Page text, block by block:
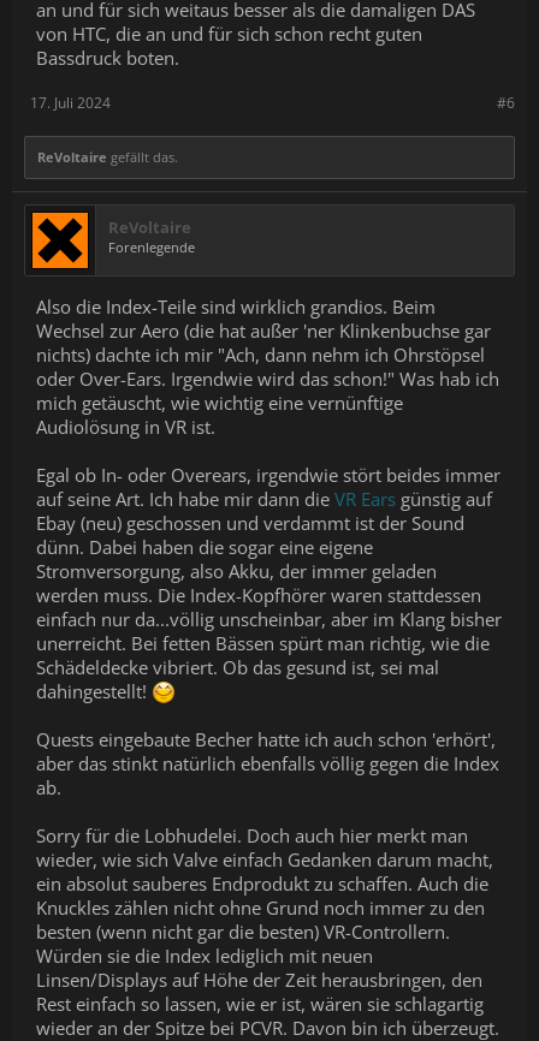
an und für sich weitaus besser als die damaligen DAS
von HTC, die an und für sich schon recht guten
Bassdruck boten.
#6
17. Juli 2024
ReVoltaire gefällt das.
ReVoltaire
Forenlegende
Also die Index-Teile sind wirklich grandios. Beim
Wechsel zur Aero (die hat außer 'ner Klinkenbuchse gar
nichts) dachte ich mir "Ach, dann nehm ich Ohrstöpsel
oder Over-Ears. Irgendwie wird das schon!" Was hab ich
mich getäuscht, wie wichtig eine vernünftige
Audiolösung in VR ist.
Egal ob In- oder Overears, irgendwie stört beides immer
auf seine Art. Ich habe mir dann die VR Ears günstig auf
Ebay (neu) geschossen und verdammt ist der Sound
dünn. Dabei haben die sogar eine eigene
Stromversorgung, also Akku, der immer geladen
werden muss. Die Index-Kopfhörer waren stattdessen
einfach nur da...völlig unscheinbar, aber im Klang bisher
unerreicht. Bei fetten Bässen spürt man richtig, wie die
Schädeldecke vibriert. Ob das gesund ist, sei mal
dahingestellt!
Quests eingebaute Becher hatte ich auch schon 'erhört',
aber das stinkt natürlich ebenfalls völlig gegen die Index
ab.
Sorry für die Lobhudelei. Doch auch hier merkt man
wieder, wie sich Valve einfach Gedanken darum macht,
ein absolut sauberes Endprodukt zu schaffen. Auch die
Knuckles zählen nicht ohne Grund noch immer zu den
besten (wenn nicht gar die besten) VR-Controllern.
Würden sie die Index lediglich mit neuen
Linsen/Displays auf Höhe der Zeit herausbringen, den
Rest einfach so lassen, wie er ist, wären sie schlagartig
wieder an der Spitze bei PCVR. Davon bin ich überzeugt.